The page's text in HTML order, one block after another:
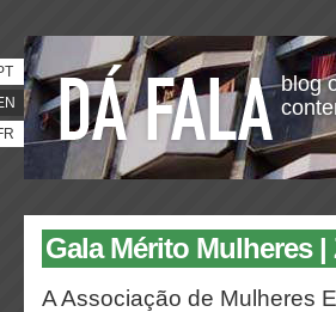
blog
Gala Mérito Mulheres |
A Associação de Mulheres